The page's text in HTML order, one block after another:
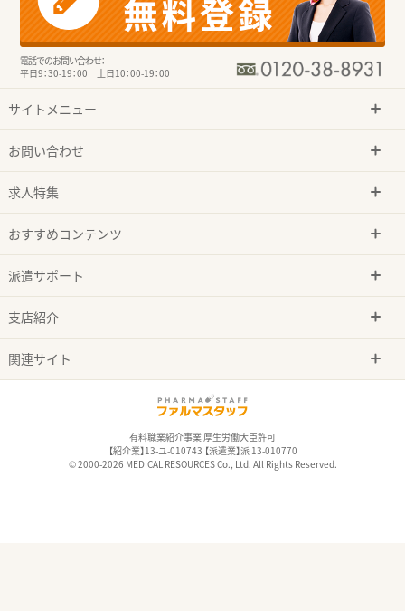
電話でのお問い合わせ：
平日9：30-19：00 土日10：00-19：00
サイトメニュー
お問い合わせ
求人特集
おすすめコンテンツ
派遣サポート
支店紹介
関連サイト
有料職業紹介事業 厚生労働大臣許可
【紹介業】13-ユ-010743 【派遣業】派 13-010770
© 2000-2026 MEDICAL RESOURCES Co., Ltd. All Rights Reserved.